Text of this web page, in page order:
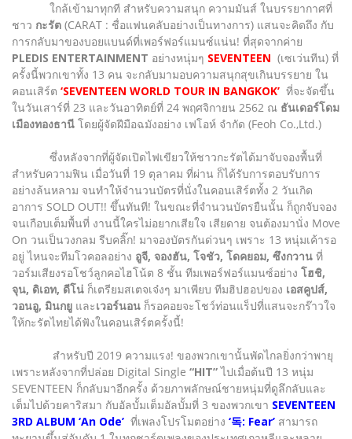
ใกล้เข้ามาทุกที สำหรับความสนุก ความมันส์ ในบรรยากาศที่
ชาว กะรัต (CARAT : ชื่อแฟนคลับอย่างเป็นทางการ) แสนจะคิดถึง กับ
การกลับมาของบอยแบนด์ที่เพอร์ฟอร์แมนซ์แน่น! ที่สุดจากค่าย
PLEDIS ENTERTAINMENT อย่างหนุ่มๆ SEVENTEEN (เซเว่นทีน) ที่
ครั้งนี้พวกเขาทั้ง 13 คน จะกลับมามอบความสนุกสุขเกินบรรยาย ใน
คอนเสิร์ต ‘SEVENTEEN WORLD TOUR IN BANGKOK’ ที่จะจัดขึ้น
ในวันเสาร์ที่ 23 และวันอาทิตย์ที่ 24 พฤศจิกายน 2562 ณ ธันเดอร์โดม
เมืองทองธานี โดยผู้จัดฝีมือฉมังอย่าง เฟโอห์ จำกัด (Feoh Co.,Ltd.)
ซึ่งหลังจากที่ผู้จัดเปิดไฟเขียวให้ชาวกะรัตได้มาจับจองพื้นที่
สำหรับความฟิน เมื่อวันที่ 19 ตุลาคม ที่ผ่าน ก็ได้รับการตอบรับการ
อย่างล้นหลาม จนทำให้จำนวนบัตรที่นั่งในคอนเสิร์ตทั้ง 2 วันเกิด
อาการ SOLD OUT!! ขึ้นทันที! ในขณะที่จำนวนบัตรยืนนั้น ก็ถูกจับจอง
จนเกือบเต็มพื้นที่ งานนี้ใครไม่อยากเสียใจ เสียดาย จนต้องมานั่ง Move
On วนเป็นวงกลม รีบคลิ๊ก! มาจองบัตรกันด่วนๆ เพราะ 13 หนุ่มเค้ารอ
อยู่ ไหนจะทีมโวคอลอย่าง อูจี, จองฮัน, โจชัว, โดคยอม, ซึงกวาน ที่
วอร์มเสียงรอโชว์ลูกคอไฮโน้ต 8 ชั้น ทีมเพอร์ฟอร์แมนซ์อย่าง โฮชิ,
จุน, ดิเอท, ดีโน่ ก็เตรียมสเตจเจ๋งๆ มาเพียบ ทีมฮิปฮอปของ เอสคูปส์,
วอนอู, มินกยู และเวอร์นอน ก็รอคอยจะโชว์ท่อนแร็ปที่แสนจะกร๊าวใจ
ให้กะรัตไทยได้ฟังในคอนเสิร์ตครั้งนี้!
สำหรับปี 2019 ความแรง! ของพวกเขานั้นพัดไกลยิ่งกว่าพายุ
เพราะหลังจากที่ปล่อย Digital Single “HIT”ไปเมื่อต้นปี 13 หนุ่ม
SEVENTEEN ก็กลับมาอีกครั้ง ด้วยภาพลักษณ์ชายหนุ่มที่ดูลึกลับและ
เต็มไปด้วยคาริสมา กับอัลบั้มเต็มอัลบั้มที่ 3 ของพวกเขา SEVENTEEN
3RD ALBUM ‘An Ode’ ที่เพลงโปรโมตอย่าง ‘독: Fear’ สามารถ